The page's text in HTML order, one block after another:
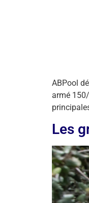
ABPool
armé
Les